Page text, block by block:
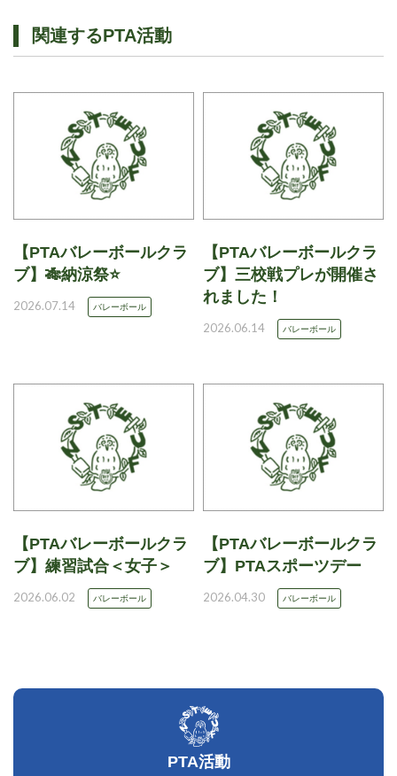
関連するPTA活動
【PTAバレーボールクラ
ブ】🎋納涼祭⭐
2026.07.14 バレーボール
【PTAバレーボールクラ
ブ】三校戦プレが開催さ
れました！
2026.06.14 バレーボール
【PTAバレーボールクラ
ブ】練習試合＜女子＞
2026.06.02 バレーボール
【PTAバレーボールクラ
ブ】PTAスポーツデー
2026.04.30 バレーボール
PTA活動